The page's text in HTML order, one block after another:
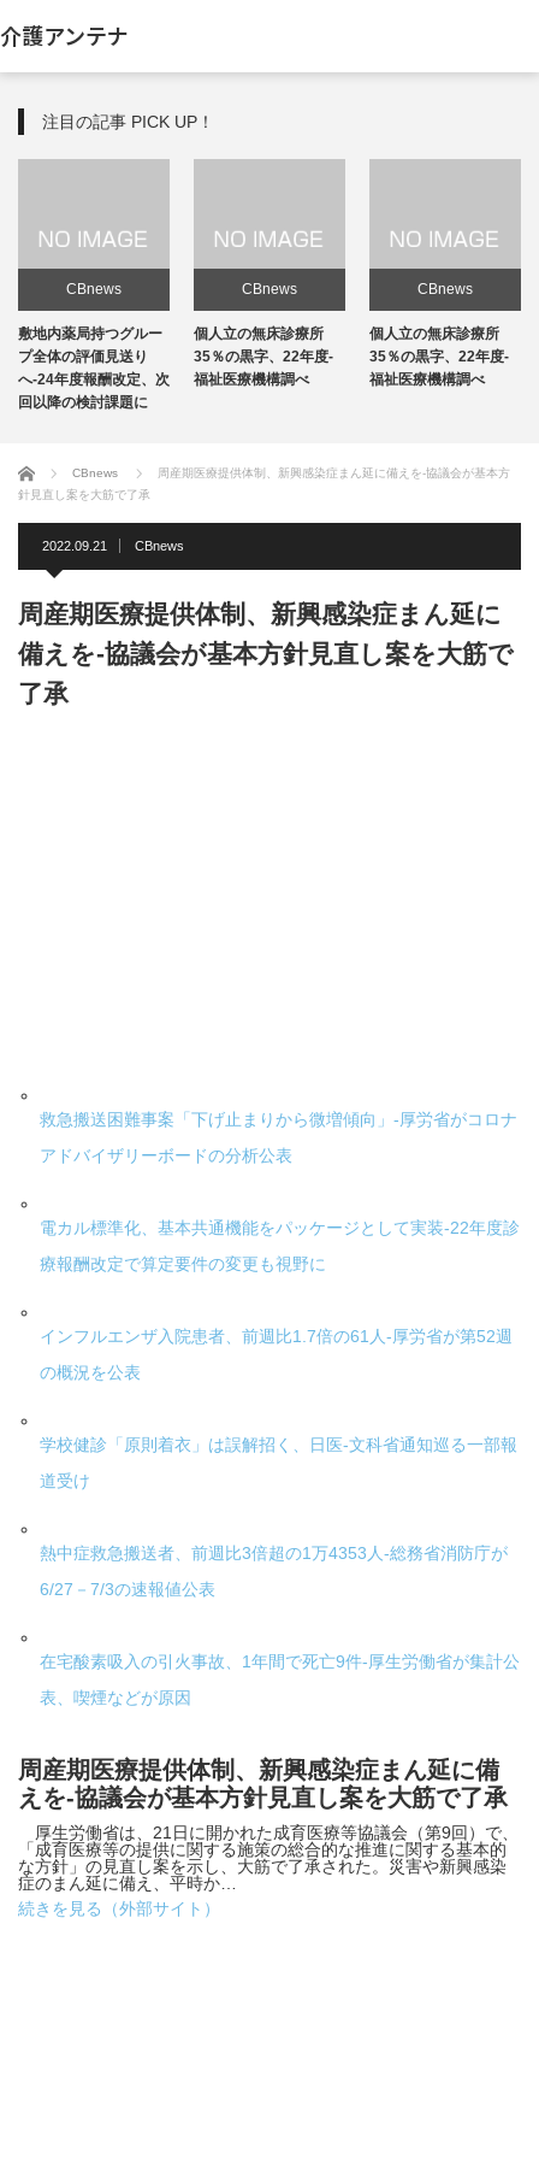
介護アンテナ
注目の記事 PICK UP！
CBnews
敷地内薬局持つグルー
プ全体の評価見送り
へ-24年度報酬改定、次
回以降の検討課題に
CBnews
個人立の無床診療所
35％の黒字、22年度-
福祉医療機構調べ
CBnews
個人立の無床診療所
35％の黒字、22年度-
福祉医療機構調べ
ホーム CBnews
周産期医療提供体制、新興感染症まん延に備えを-協議会が基本方
針見直し案を大筋で了承
2022.09.21 CBnews
周産期医療提供体制、新興感染症まん延に
備えを-協議会が基本方針見直し案を大筋で
了承
救急搬送困難事案「下げ止まりから微増傾向」-厚労省がコロナ
アドバイザリーボードの分析公表
電カル標準化、基本共通機能をパッケージとして実装-22年度診
療報酬改定で算定要件の変更も視野に
インフルエンザ入院患者、前週比1.7倍の61人-厚労省が第52週
の概況を公表
学校健診「原則着衣」は誤解招く、日医-文科省通知巡る一部報
道受け
熱中症救急搬送者、前週比3倍超の1万4353人-総務省消防庁が
6/27－7/3の速報値公表
在宅酸素吸入の引火事故、1年間で死亡9件-厚生労働省が集計公
表、喫煙などが原因
周産期医療提供体制、新興感染症まん延に備
えを-協議会が基本方針見直し案を大筋で了承
厚生労働省は、21日に開かれた成育医療等協議会（第9回）で、
「成育医療等の提供に関する施策の総合的な推進に関する基本的
な方針」の見直し案を示し、大筋で了承された。災害や新興感染
症のまん延に備え、平時か…
続きを見る（外部サイト）